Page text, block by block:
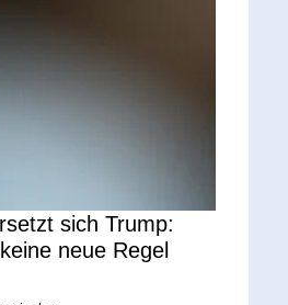
sich Trump:
neue Regel